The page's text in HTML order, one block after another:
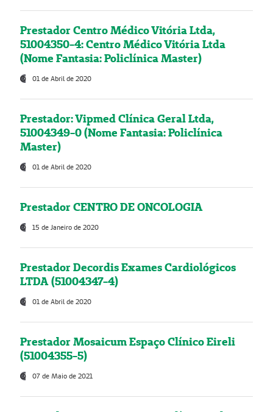
Prestador Centro Médico Vitória Ltda,
51004350-4: Centro Médico Vitória Ltda
(Nome Fantasia: Policlínica Master)
01 de Abril de 2020
Prestador: Vipmed Clínica Geral Ltda,
51004349-0 (Nome Fantasia: Policlínica
Master)
01 de Abril de 2020
Prestador CENTRO DE ONCOLOGIA
15 de Janeiro de 2020
Prestador Decordis Exames Cardiológicos
LTDA (51004347-4)
01 de Abril de 2020
Prestador Mosaicum Espaço Clínico Eireli
(51004355-5)
07 de Maio de 2021